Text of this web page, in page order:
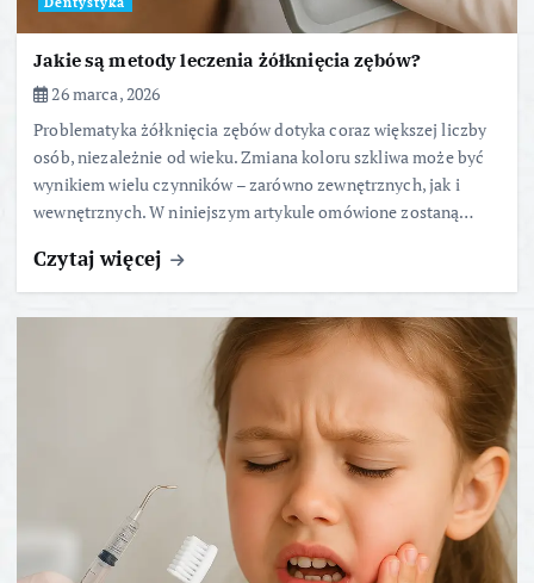
Jakie są metody leczenia żółknięcia zębów?
26 marca, 2026
Problematyka żółknięcia zębów dotyka coraz większej liczby
osób, niezależnie od wieku. Zmiana koloru szkliwa może być
wynikiem wielu czynników – zarówno zewnętrznych, jak i
wewnętrznych. W niniejszym artykule omówione zostaną…
Czytaj więcej